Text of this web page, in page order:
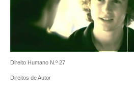
Direito Humano N.º 27
Direitos de Autor